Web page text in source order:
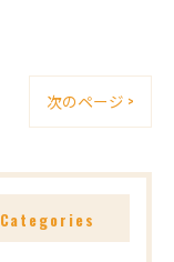
次のページ >
Categories